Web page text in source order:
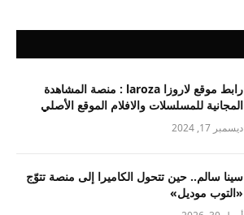
رابط موقع لاروزا laroza : منصة المشاهدة
المجانية للمسلسلات والافلام الموقع الأصلي
ديسمبر 17, 2024
سينا سالم.. حين تتحول الكاميرا إلى منصة تتوّج
«التوب موديل»